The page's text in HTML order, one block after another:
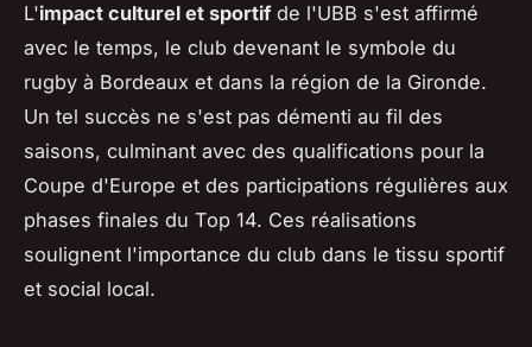
L'impact culturel et sportifde l'UBB s'est affirmé
avec le temps, le club devenant le symbole du
rugby à Bordeaux et dans la région de la Gironde.
Un tel succès ne s'est pas démenti au fil des
saisons, culminant avec des qualifications pour la
Coupe d'Europe et des participations régulières aux
phases finales du Top 14. Ces réalisations
soulignent l'importance du club dans le tissu sportif
et social local.